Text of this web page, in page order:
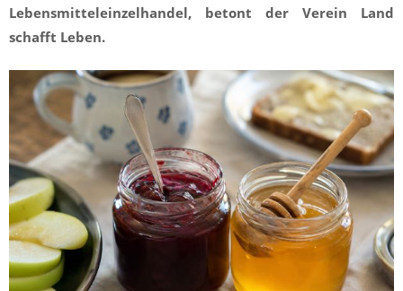
Lebensmitteleinzelhandel, betont der Verein Land
schafft Leben.